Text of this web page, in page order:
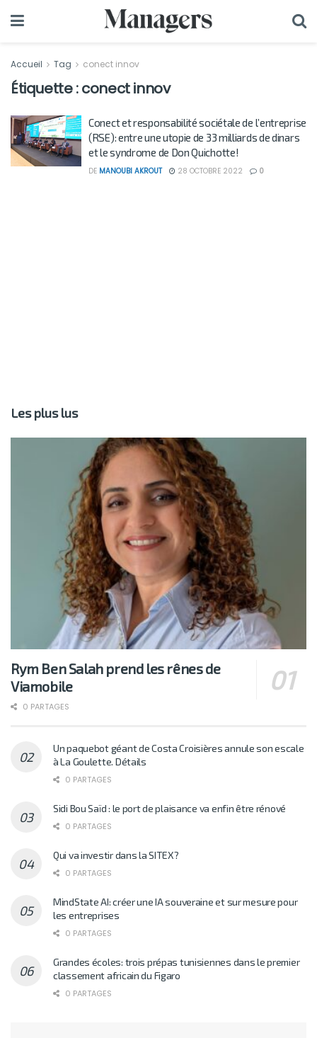
Accueil Tag conect innov
Étiquette :conect innov
Conect et responsabilité sociétale de l’entreprise
(RSE): entre une utopie de 33 milliards de dinars
et le syndrome de Don Quichotte!
DE MANOUBI AKROUT 28 OCTOBRE 2022 0
Les plus lus
Rym Ben Salah prend les rênes de
Viamobile
0 PARTAGES
Un paquebot géant de Costa Croisières annule son escale
à La Goulette. Détails
0 PARTAGES
Sidi Bou Saïd : le port de plaisance va enfin être rénové
0 PARTAGES
Qui va investir dans la SITEX?
0 PARTAGES
MindState AI: créer une IA souveraine et sur mesure pour
les entreprises
0 PARTAGES
Grandes écoles: trois prépas tunisiennes dans le premier
classement africain du Figaro
0 PARTAGES